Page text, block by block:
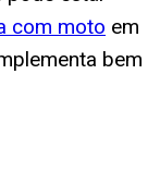
com moto em
bem